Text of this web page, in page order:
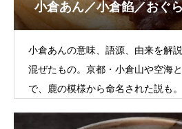
小倉あん／小倉餡／おぐ
小倉あんの意味、語源、由来を解
混ぜたもの。京都・小倉山や空海
で、鹿の模様から命名された説も。